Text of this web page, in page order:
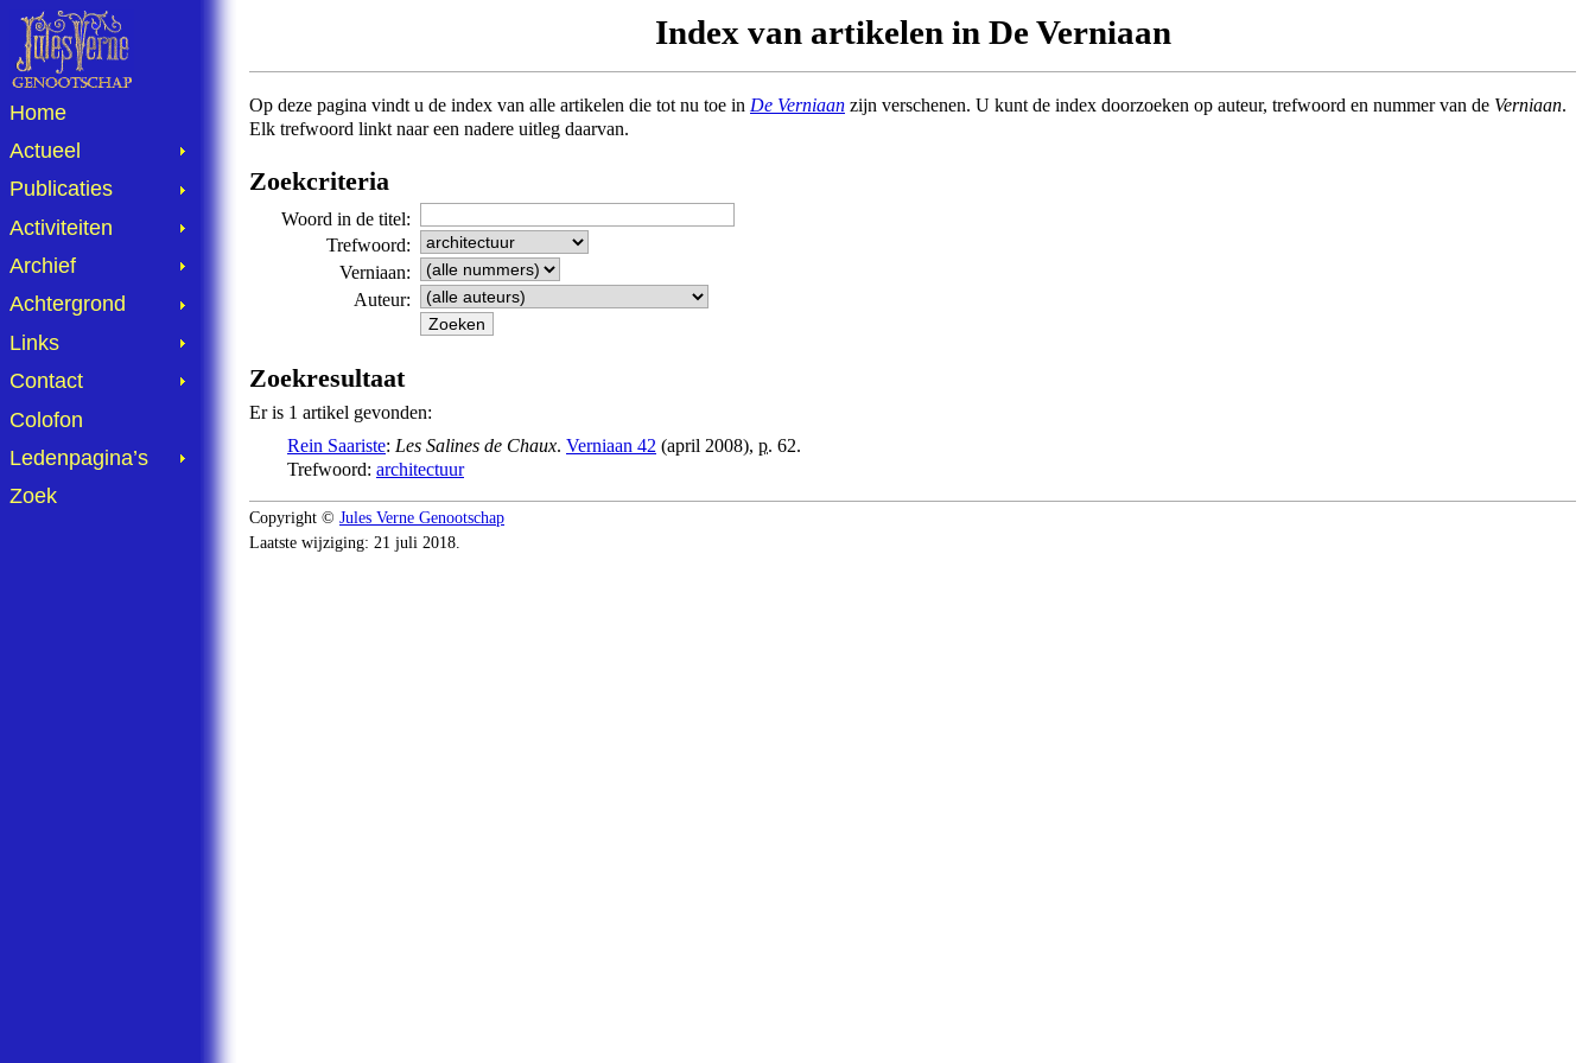
Index van artikelen in De Verniaan
Op deze pagina vindt u de index van alle artikelen die tot nu toe in De Verniaan zijn verschenen. U kunt de index doorzoeken op auteur, trefwoord en nummer van de Verniaan.
Elk trefwoord linkt naar een nadere uitleg daarvan.
Zoekcriteria
Woord in de titel:
Trefwoord:
Verniaan:
Auteur:
Zoekresultaat
Er is 1 artikel gevonden:
Rein Saariste: Les Salines de Chaux. Verniaan 42 (april 2008), p. 62.
Trefwoord: architectuur
Home
Actueel
Publicaties
Activiteiten
Archief
Achtergrond
Links
Contact
Colofon
Ledenpagina’s
Zoek
Copyright © Jules Verne Genootschap
Laatste wijziging: 21 juli 2018.